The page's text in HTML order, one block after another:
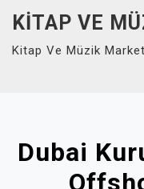
content
KITAP VE
Kitap Ve Müzik
Dubai